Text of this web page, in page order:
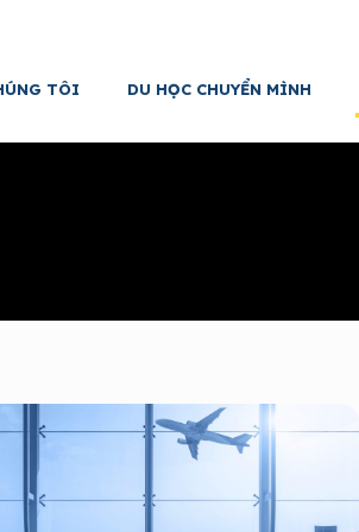
TÔI DU HỌC CHUYỂN MÌNH